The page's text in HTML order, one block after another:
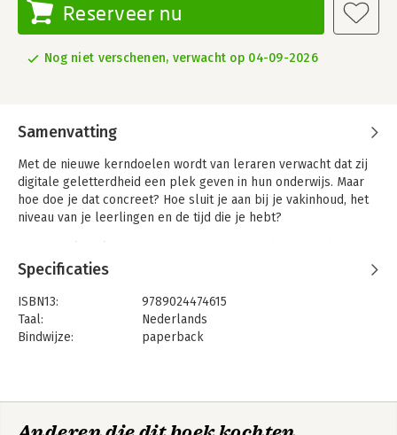
Reserveer nu
Nog niet verschenen, verwacht op 04-09-2026
Samenvatting
Met de nieuwe kerndoelen wordt van leraren verwacht dat zij
digitale geletterdheid een plek geven in hun onderwijs. Maar
hoe doe je dat concreet? Hoe sluit je aan bij je vakinhoud, het
niveau van je leerlingen en de tijd die je hebt?
verzameling activerende werkvormen voor de bovenbouw van
het basisonderwijs en de onderbouw van het voortgezet
onderwijs. De werkvormen verschillen in niveau,
voorbereidingstijd en benodigde voorkennis, zodat je
eenvoudig kiest wat past bij jouw lespraktijk.
Daarbij laten de auteurs zien dat werken aan digitale
Specificaties
ISBN13:
9789024474615
Taal:
Nederlands
Bindwijze:
paperback